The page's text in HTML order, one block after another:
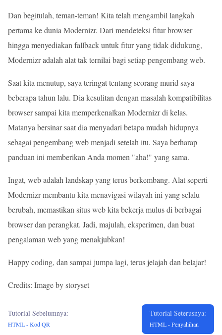
Dan begitulah, teman-teman! Kita telah mengambil langkah
pertama ke dunia Modernizr. Dari mendeteksi fitur browser
hingga menyediakan fallback untuk fitur yang tidak didukung,
Modernizr adalah alat tak ternilai bagi setiap pengembang web.
Saat kita menutup, saya teringat tentang seorang murid saya
beberapa tahun lalu. Dia kesulitan dengan masalah kompatibilitas
browser sampai kita memperkenalkan Modernizr di kelas.
Matanya bersinar saat dia menyadari betapa mudah hidupnya
sebagai pengembang web menjadi setelah itu. Saya berharap
panduan ini memberikan Anda momen "aha!" yang sama.
Ingat, web adalah landskap yang terus berkembang. Alat seperti
Modernizr membantu kita menavigasi wilayah ini yang selalu
berubah, memastikan situs web kita bekerja mulus di berbagai
browser dan perangkat. Jadi, majulah, eksperimen, dan buat
pengalaman web yang menakjubkan!
Happy coding, dan sampai jumpa lagi, terus jelajah dan belajar!
Credits: Image by storyset
Tutorial Sebelumnya:
HTML - Kod QR
Tutorial Seterusnya:
HTML - Penyahihan